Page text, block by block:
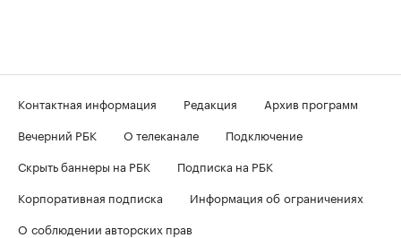
Контактная информация Редакция
Архив программ
Вечерний РБК
О телеканале
Подключение
Скрыть баннеры на РБК
Подписка на РБК
Корпоративная подписка
Информация об ограничениях
О соблюдении авторских прав